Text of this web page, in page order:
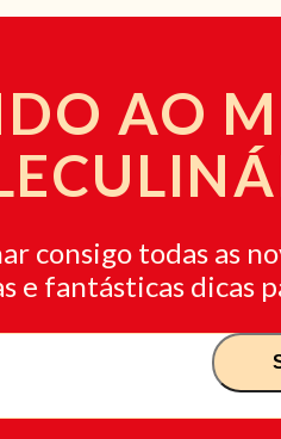
AO
consigo todas as
e fantásticas dicas